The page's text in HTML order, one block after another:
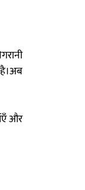
है।अब
और